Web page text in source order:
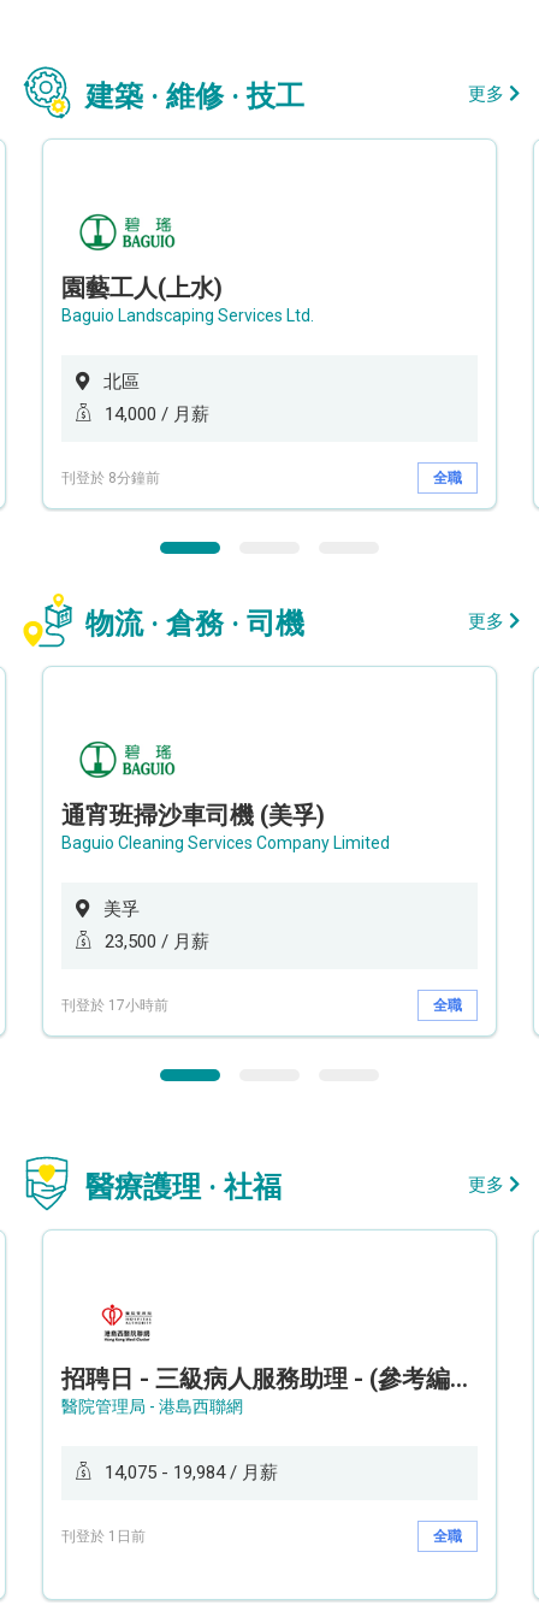
建築 · 維修 · 技工 更多
園藝工人(上水)
Baguio Landscaping Services Ltd.
北區
14,000 / 月薪
刊登於 8分鐘前 全職
物流 · 倉務 · 司機 更多
通宵班掃沙車司機 (美孚)
Baguio Cleaning Services Company Limited
美孚
23,500 / 月薪
刊登於 17小時前 全職
醫療護理 · 社福 更多
招聘日 - 三級病人服務助理 - (參考編號: HKWCS260107)
醫院管理局 - 港島西聯網
14,075 - 19,984 / 月薪
刊登於 1日前 全職